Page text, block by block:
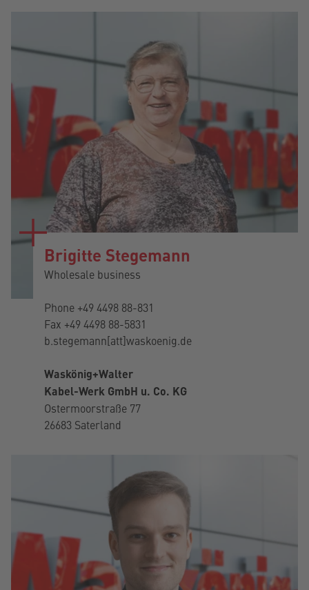
Brigitte Stegemann
Wholesale business
Phone +49 4498 88-831
Fax +49 4498 88-5831
b.stegemann[att]waskoenig.de
Waskönig+Walter
Kabel-Werk GmbH u. Co. KG
Ostermoorstraße 77
26683 Saterland